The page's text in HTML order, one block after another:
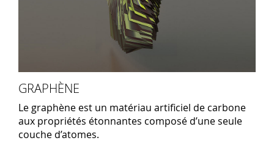
GRAPHÈNE
Le graphène est un matériau artificiel de carbone
aux propriétés étonnantes composé d’une seule
couche d’atomes.